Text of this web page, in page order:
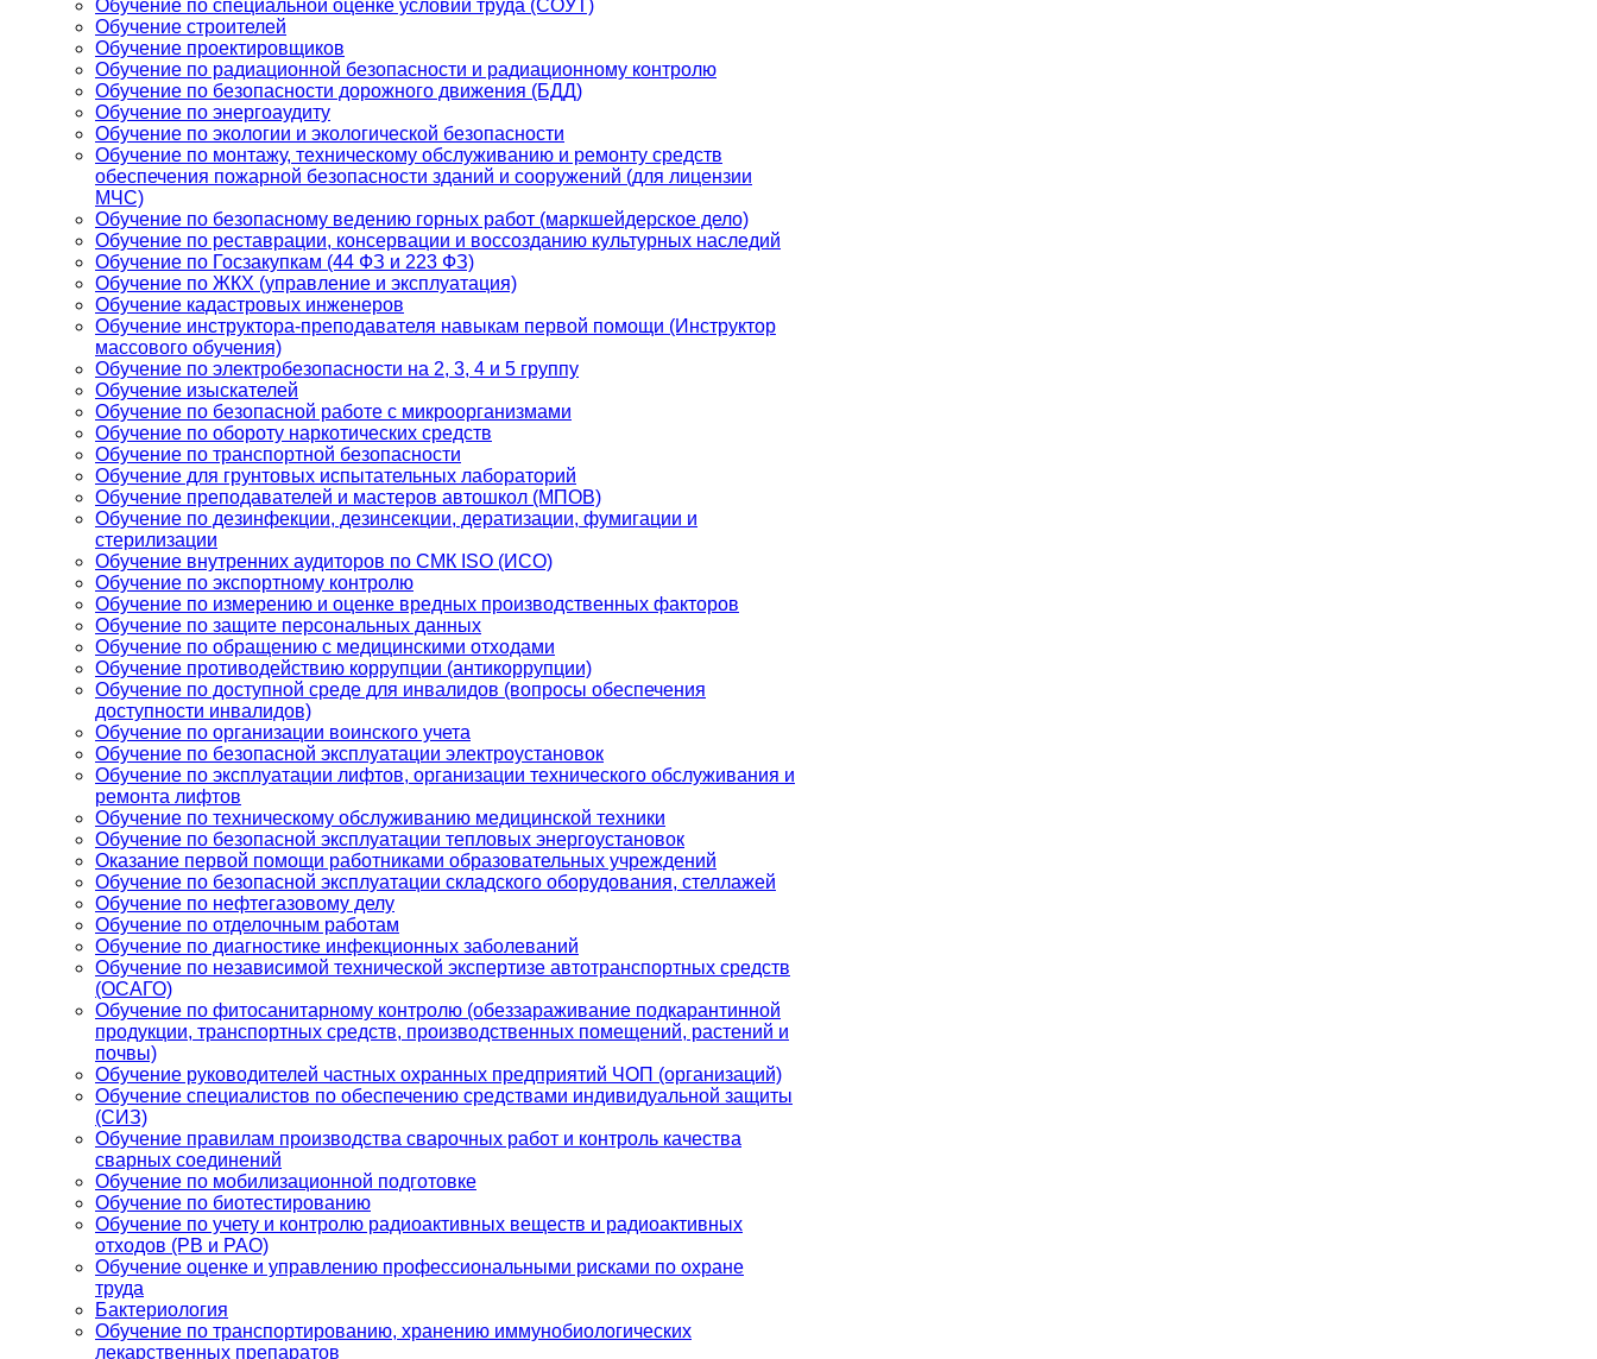
Обучение по специальной оценке условий труда (СОУТ)
Обучение строителей
Обучение проектировщиков
Обучение по радиационной безопасности и радиационному контролю
Обучение по безопасности дорожного движения (БДД)
Обучение по энергоаудиту
Обучение по экологии и экологической безопасности
Обучение по монтажу, техническому обслуживанию и ремонту средств
обеспечения пожарной безопасности зданий и сооружений (для лицензии
МЧС)
Обучение по безопасному ведению горных работ (маркшейдерское дело)
Обучение по реставрации, консервации и воссозданию культурных наследий
Обучение по Госзакупкам (44 ФЗ и 223 ФЗ)
Обучение по ЖКХ (управление и эксплуатация)
Обучение кадастровых инженеров
Обучение инструктора-преподавателя навыкам первой помощи (Инструктор
массового обучения)
Обучение по электробезопасности на 2, 3, 4 и 5 группу
Обучение изыскателей
Обучение по безопасной работе с микроорганизмами
Обучение по обороту наркотических средств
Обучение по транспортной безопасности
Обучение для грунтовых испытательных лабораторий
Обучение преподавателей и мастеров автошкол (МПОВ)
Обучение по дезинфекции, дезинсекции, дератизации, фумигации и
стерилизации
Обучение внутренних аудиторов по СМК ISO (ИСО)
Обучение по экспортному контролю
Обучение по измерению и оценке вредных производственных факторов
Обучение по защите персональных данных
Обучение по обращению с медицинскими отходами
Обучение противодействию коррупции (антикоррупции)
Обучение по доступной среде для инвалидов (вопросы обеспечения
доступности инвалидов)
Обучение по организации воинского учета
Обучение по безопасной эксплуатации электроустановок
Обучение по эксплуатации лифтов, организации технического обслуживания и
ремонта лифтов
Обучение по техническому обслуживанию медицинской техники
Обучение по безопасной эксплуатации тепловых энергоустановок
Оказание первой помощи работниками образовательных учреждений
Обучение по безопасной эксплуатации складского оборудования, стеллажей
Обучение по нефтегазовому делу
Обучение по отделочным работам
Обучение по диагностике инфекционных заболеваний
Обучение по независимой технической экспертизе автотранспортных средств
(ОСАГО)
Обучение по фитосанитарному контролю (обеззараживание подкарантинной
продукции, транспортных средств, производственных помещений, растений и
почвы)
Обучение руководителей частных охранных предприятий ЧОП (организаций)
Обучение специалистов по обеспечению средствами индивидуальной защиты
(СИЗ)
Обучение правилам производства сварочных работ и контроль качества
сварных соединений
Обучение по мобилизационной подготовке
Обучение по биотестированию
Обучение по учету и контролю радиоактивных веществ и радиоактивных
отходов (РВ и РАО)
Обучение оценке и управлению профессиональными рисками по охране
труда
Бактериология
Обучение по транспортированию, хранению иммунобиологических
лекарственных препаратов